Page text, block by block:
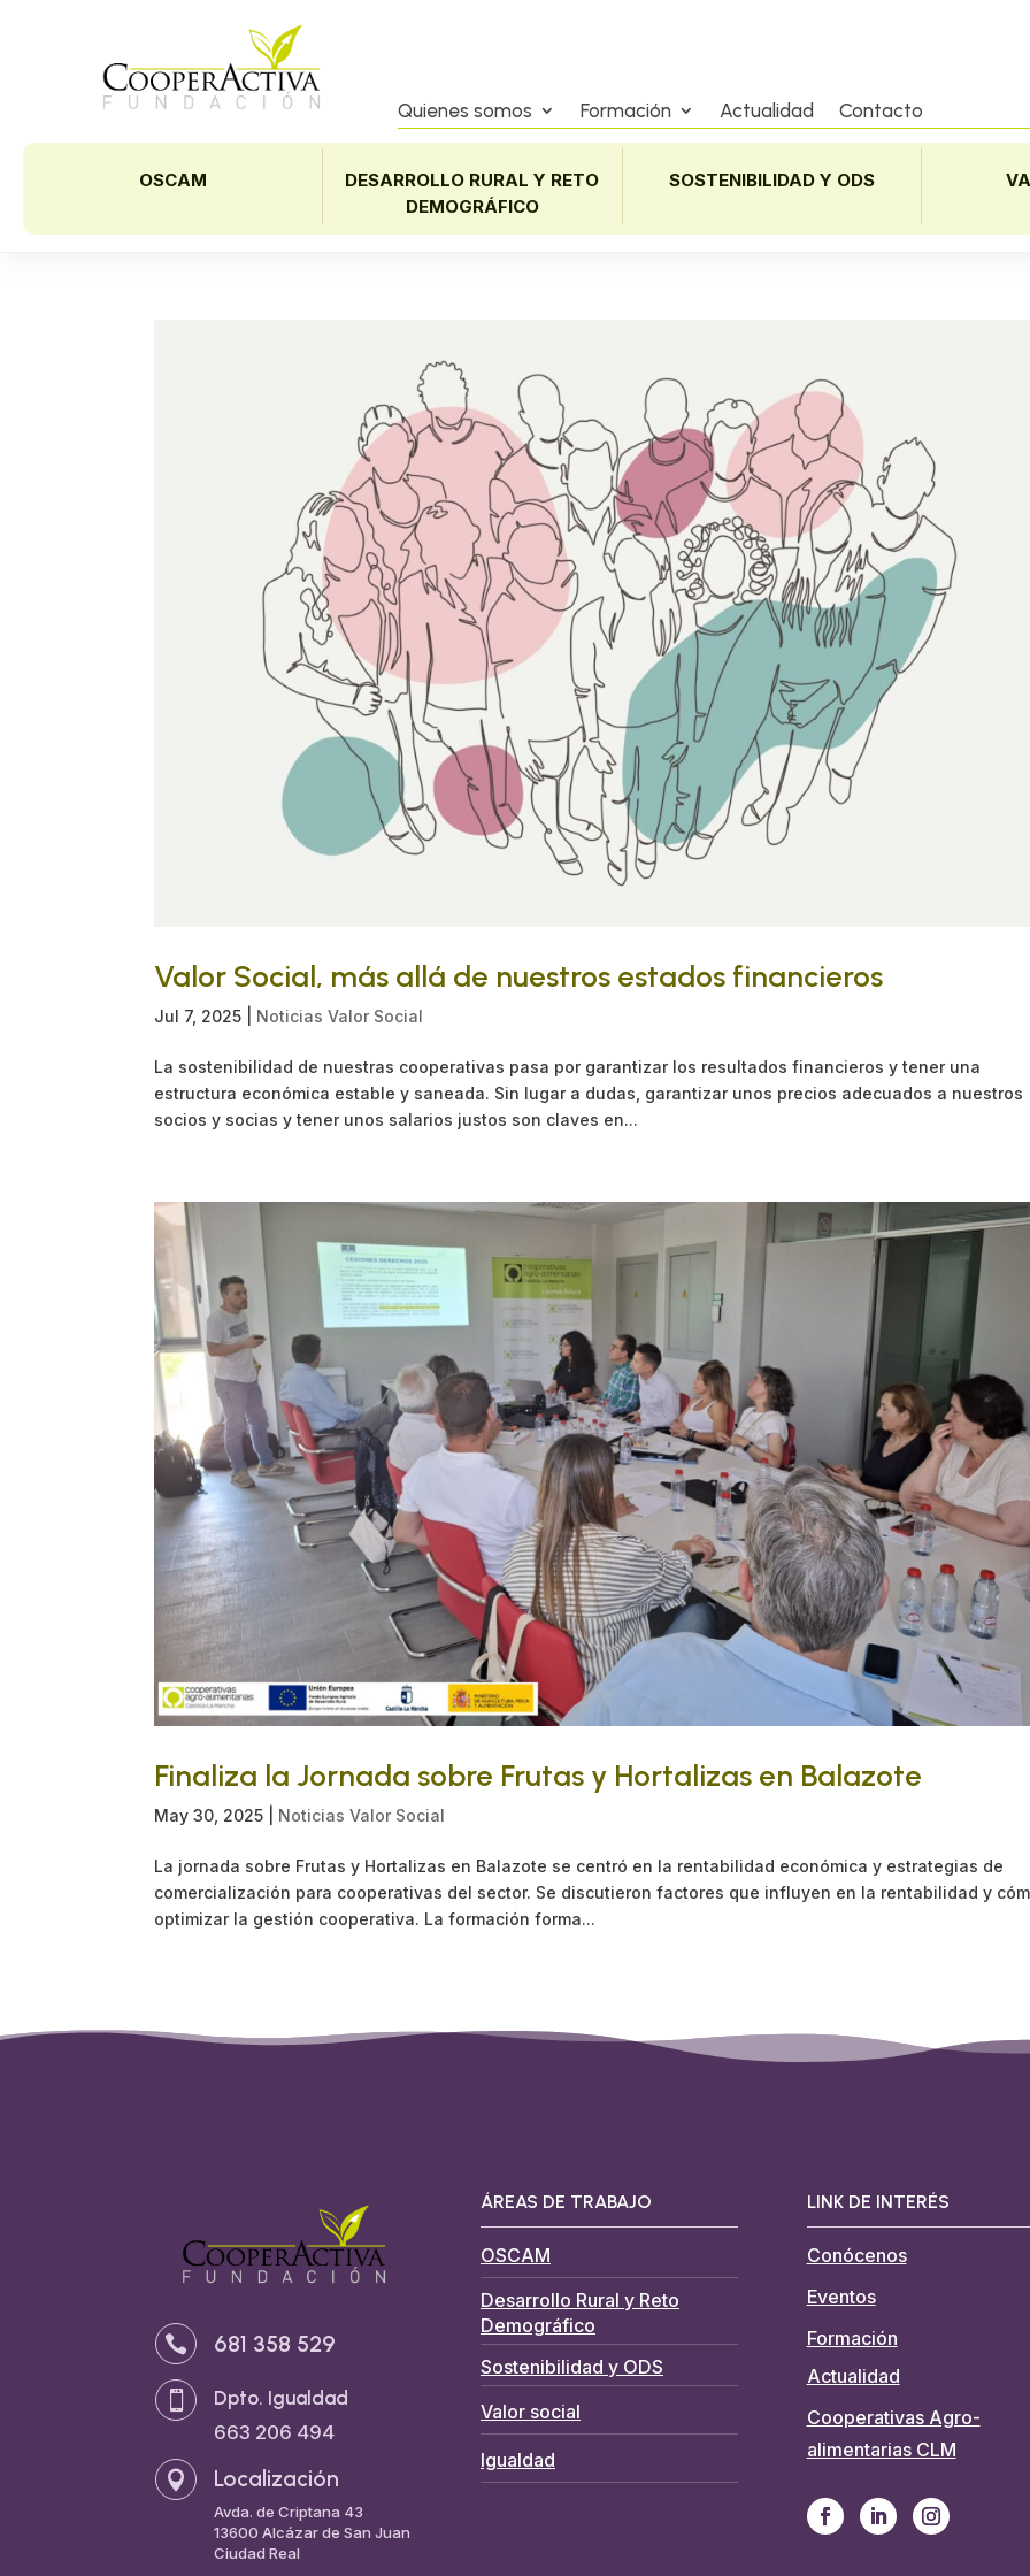
Quienes somos Formación Actualidad Contacto
OSCAM
DESARROLLO RURAL Y RETO
DEMOGRÁFICO
SOSTENIBILIDAD Y ODS
Valor Social, más allá de nuestros estados financieros
Jul 7, 2025 Noticias Valor Social
La sostenibilidad de nuestras cooperativas pasa por garantizar los resultados financieros y tener una
estructura económica estable y saneada. Sin lugar a dudas, garantizar unos precios adecuados a nuestros
socios y socias y tener unos salarios justos son claves en...
Finaliza la Jornada sobre Frutas y Hortalizas en Balazote
May 30, 2025 Noticias Valor Social
La jornada sobre Frutas y Hortalizas en Balazote se centró en la rentabilidad económica y estrategias de
comercialización para cooperativas del sector. Se discutieron factores que influyen en la rentabilidad y
optimizar la gestión cooperativa. La formación forma...
 681 358 529

Dpto. Igualdad
663 206 494
 Localización
Avda. de Criptana 43
13600 Alcázar de San Juan
Ciudad Real
ÁREAS DE TRABAJO
OSCAM
Desarrollo Rural y Reto
Demográfico
Sostenibilidad y ODS
Valor social
Igualdad
LINK DE INTERÉS
Conócenos
Eventos
Formación
Actualidad
Cooperativas Agro-
alimentarias CLM